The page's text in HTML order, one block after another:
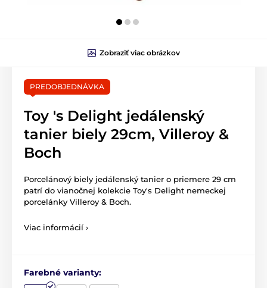
Zobraziť viac obrázkov
PREDOBJEDNÁVKA
Toy 's Delight jedálenský
tanier biely 29cm, Villeroy &
Boch
Porcelánový biely jedálenský tanier o priemere 29 cm
patrí do vianočnej kolekcie Toy's Delight nemeckej
porcelánky Villeroy & Boch.
Viac informácií ›
Farebné varianty: